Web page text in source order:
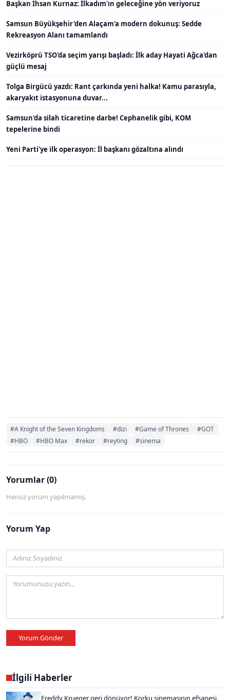
Başkan İhsan Kurnaz: İlkadım'ın geleceğine yön veriyoruz
Samsun Büyükşehir'den Alaçam'a modern dokunuş: Sedde
Rekreasyon Alanı tamamlandı
Vezirköprü TSO'da seçim yarışı başladı: İlk aday Hayati Ağca'dan
güçlü mesaj
Tolga Birgücü yazdı: Rant çarkında yeni halka! Kamu parasıyla,
akaryakıt istasyonuna duvar...
Samsun'da silah ticaretine darbe! Cephanelik gibi, KOM
tepelerine bindi
Yeni Parti'ye ilk operasyon: İl başkanı gözaltına alındı
#A Knight of the Seven Kingdoms #dizi #Game of Thrones
#GOT
#HBO
#HBO Max #rekor #reyting #sinema
Yorumlar (0)
Henüz yorum yapılmamış.
Yorum Yap
Yorum Gönder
İlgili Haberler
Freddy Krueger geri dönüyor! Korku sinemasının efsanesi